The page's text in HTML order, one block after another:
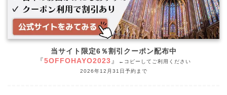
当サイト限定6％割引クーポン配布中
『5OFFOHAYO2023 』
←コピーしてご利用ください
2026年12月31日予約まで